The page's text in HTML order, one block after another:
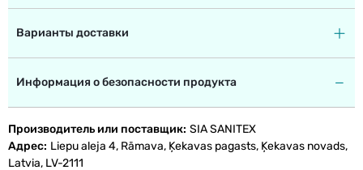
Варианты доставки
Информация о безопасности продукта
Производитель или поставщик SIA SANITEX
Адрес Liepu aleja 4, Rāmava, Ķekavas pagasts, Ķekavas novads,
Latvia, LV-2111